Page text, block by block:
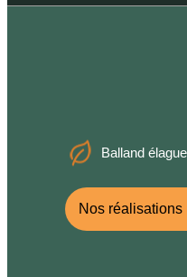
Balland
Nos réalisations